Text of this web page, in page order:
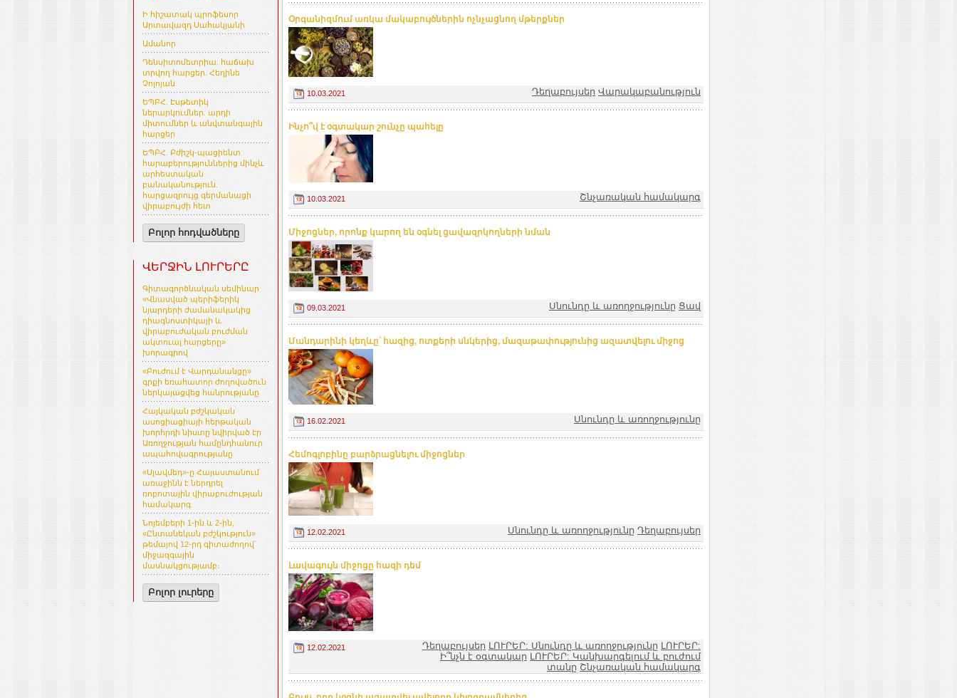
Ի հիշատակ պրոֆեսոր
Արտավազդ Սահակյանի
Ամանոր
Դենսիտոմետրիա. հաճախ
տրվող հարցեր. Հեղինե
Չոլոյան
ԵՊԲՀ. Էսթետիկ
ներարկումներ. արդի
միտումներ և անվտանգային
հարցեր
ԵՊԲՀ. Բժիշկ-պացիենտ
հարաբերություններից մինչև
արհեստական
բանականություն.
հարցազրույց գերմանացի
վիրաբույժի հետ
Բոլոր հոդվածները
ՎԵՐՋԻՆ ԼՈՒՐԵՐԸ
Գիտագործնական սեմինար
«Վնասված պերիֆերիկ
նյարդերի ժամանակակից
դիագնոստիկայի և
վիրաբուժական բուժման
ակտուալ հարցերը»
խորագրով
«Բուժում է Վարդանանցը»
գրքի եռահատոր ժողովածուն
ներկայացվեց հանրությանը
Հայկական բժշկական
ասոցիացիայի հերթական
խորհրդի նիստը նվիրված էր
Առողջության համընդհանուր
ապահովագրությանը
«Սլավմեդ»-ը Հայաստանում
առաջինն է ներդրել
ռոբոտային վիրաբուժության
համակարգ
Նոյեմբերի 1-ին և 2-ին,
«Ընտանեկան բժշկություն»
թեմայով 12-րդ գիտաժողով՝
միջազգային
մասնակցությամբ։
Բոլոր լուրերը
Օրգանիզմում առկա մակաբույծներին ոչնչացնող մթերքներ
10.03.2021 Դեղաբույսեր Վարակաբանություն
Ինչո՞վ է օգտակար շունչը պահելը
10.03.2021 Շնչառական համակարգ
Միջոցներ, որոնք կարող են օգնել ցավազրկողների նման
09.03.2021 Սնունդը և առողջությունը Ցավ
Մանդարինի կեղևը՝ հազից, ոտքերի սնկերից, մազաթափությունից ազատվելու միջոց
16.02.2021 Սնունդը և առողջությունը
Հեմոգլոբինը բարձրացնելու միջոցներ
12.02.2021 Սնունդը և առողջությունը Դեղաբույսեր
Լավագույն միջոցը հազի դեմ
12.02.2021 Դեղաբույսեր ԼՈՒՐԵՐ: Սնունդը և առողջությունը ԼՈՒՐԵՐ:
Ի՞նչն է օգտակար ԼՈՒՐԵՐ: Կանխարգելում և բուժում
տանը Շնչառական համակարգ